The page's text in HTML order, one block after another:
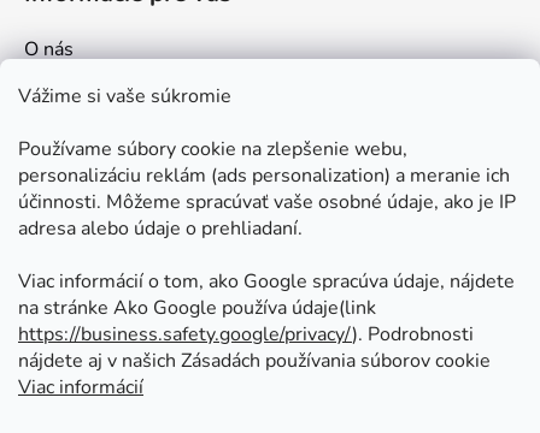
Vážime si vaše súkromie
Používame súbory cookie na zlepšenie webu,
personalizáciu reklám (ads personalization) a meranie ich
účinnosti. Môžeme spracúvať vaše osobné údaje, ako je IP
adresa alebo údaje o prehliadaní.
Viac informácií o tom, ako Google spracúva údaje, nájdete
na stránke Ako Google používa údaje(link
https://business.safety.google/privacy/⁩). Podrobnosti
nájdete aj v našich Zásadách používania súborov cookie
Viac informácií
O nás
Kontakt
Ako nakupovať
Obchodné podmienky
Ochrana osobných údajov
Odstúpenie od zmluvy
Prijímame online platby